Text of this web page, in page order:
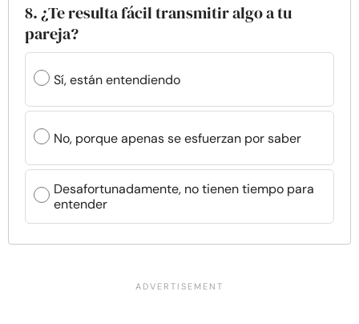
8. ¿Te resulta fácil transmitir algo a tu
pareja?
Sí, están entendiendo
No, porque apenas se esfuerzan por saber
Desafortunadamente, no tienen tiempo para
entender